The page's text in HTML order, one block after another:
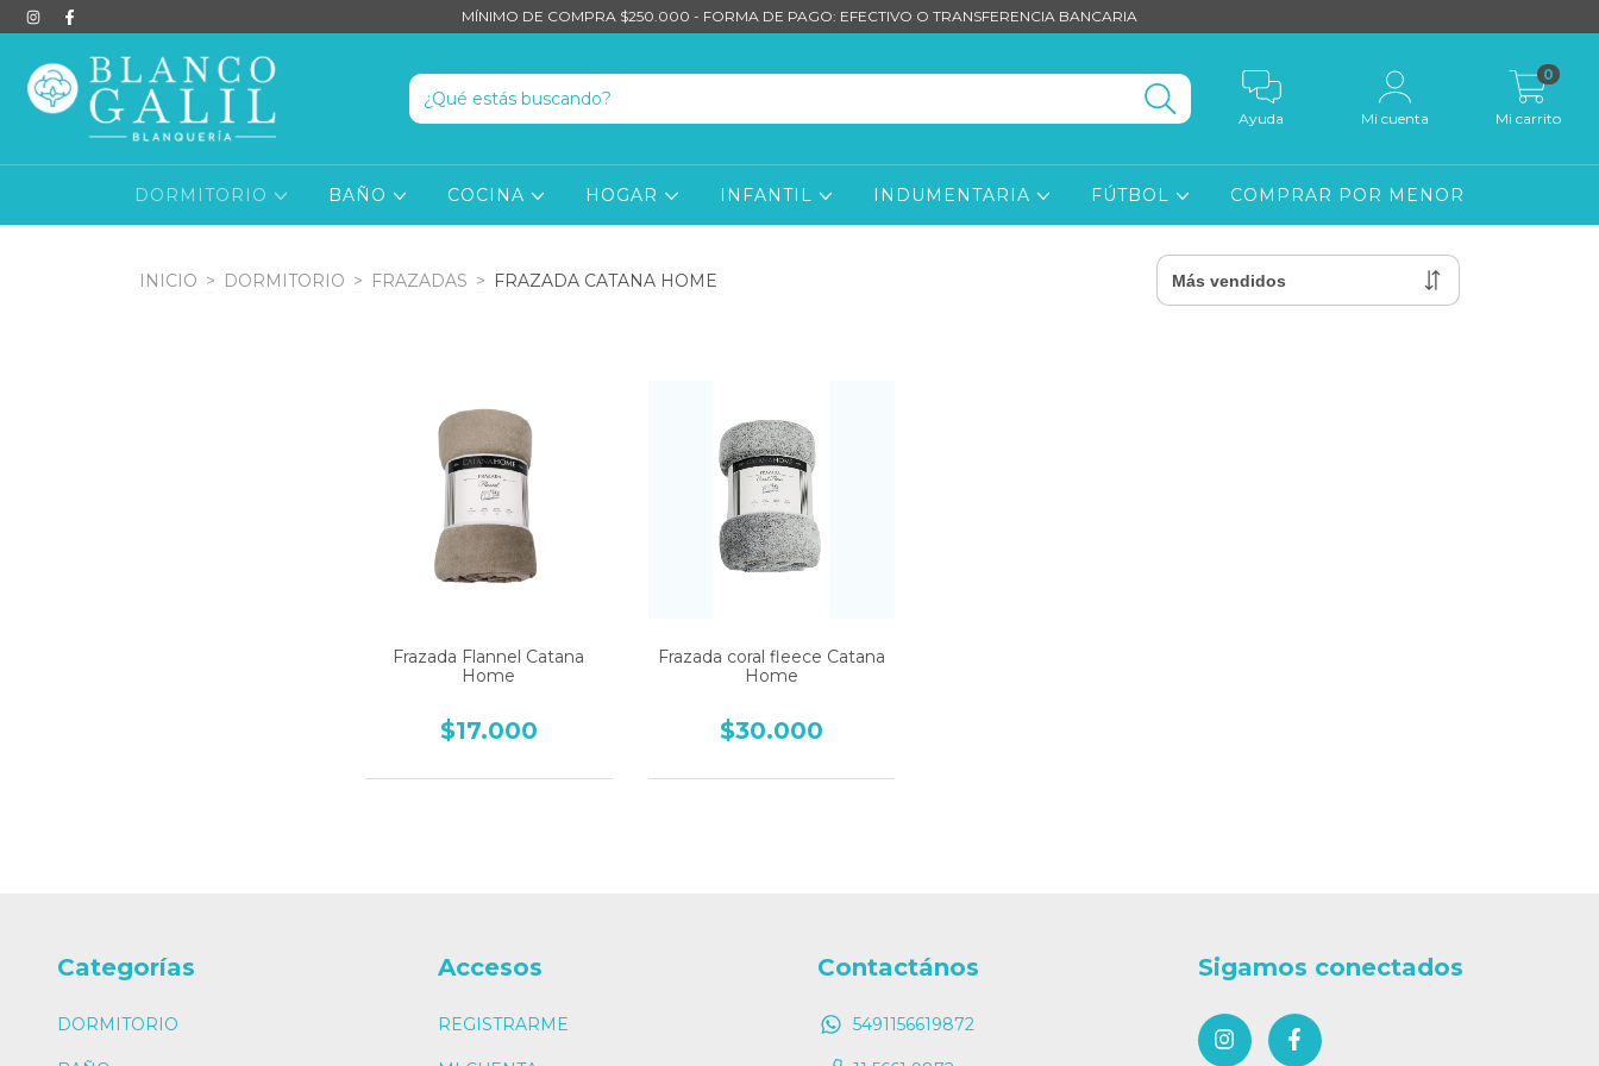
MÍNIMO DE COMPRA $250.000 - FORMA DE PAGO: EFECTIVO O TRANSFERENCIA BANCARIA
Ayuda Mi cuenta Mi carrito
0
DORMITORIO BAÑO COCINA HOGAR INFANTIL INDUMENTARIA FÚTBOL COMPRAR POR MENOR
INICIO > DORMITORIO > FRAZADAS > FRAZADA CATANA HOME
Frazada Flannel Catana
Home
$17.000
Frazada coral fleece Catana
Home
$30.000
Categorías
DORMITORIO
Accesos
REGISTRARME
Contactános
5491156619872
Sigamos conectados